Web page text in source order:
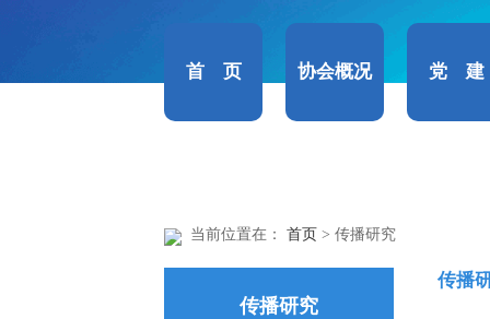
首 页 协会概况 党 建
当前位置在： 首页 > 传播研究
传播研究
传播